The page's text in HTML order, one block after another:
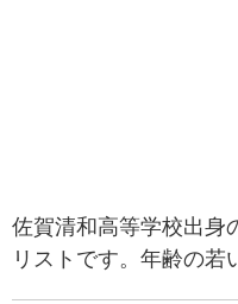
佐賀清和高等学校出身
リストです。年齢の若